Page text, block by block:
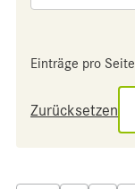
Einträge pro Seite
Zurücksetzen